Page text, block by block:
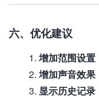
六、优化建议
增加范围设置
增加声音效果
显示历史记录